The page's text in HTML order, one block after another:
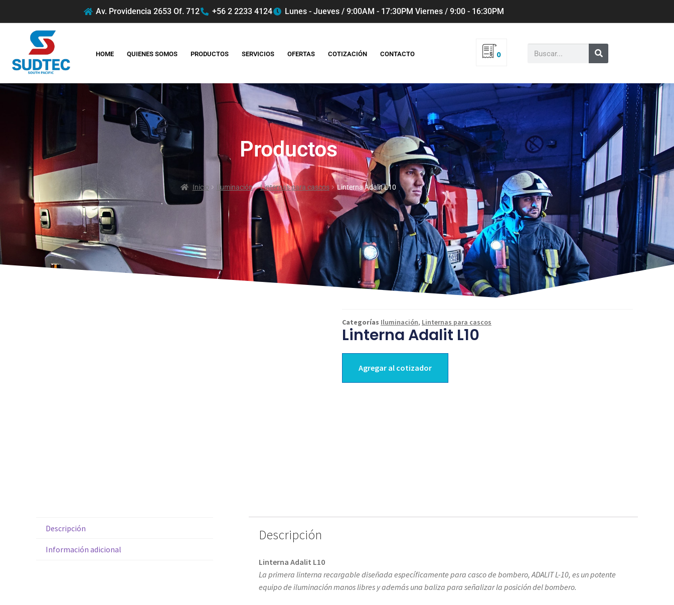
Av. Providencia 2653 Of. 712 +56 2 2233 4124 Lunes - Jueves / 9:00AM - 17:30PM Viernes / 9:00 - 16:30PM
HOME QUIENES SOMOS PRODUCTOS SERVICIOS OFERTAS COTIZACIÓN CONTACTO 0
Productos
Inicio Iluminación Linternas para cascos Linterna Adalit L10
Categorías Iluminación, Linternas para cascos
Linterna Adalit L10
Agregar al cotizador
Descripción
Información adicional
Descripción
Linterna Adalit L10
La primera linterna recargable diseñada específicamente para casco de bombero, ADALIT L-10, es un potente
equipo de iluminación manos libres y además una baliza para señalizar la posición del bombero.